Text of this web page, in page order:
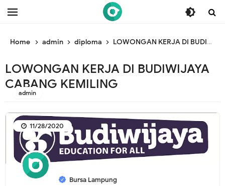
/* ganti br end */
Home admin diploma LOWONGAN KERJA DI BUDIWIJAYA CABANG KEMILING
LOWONGAN KERJA DI BUDIWIJAYA
CABANG KEMILING
admin
Bursa Lampung
11/28/2020